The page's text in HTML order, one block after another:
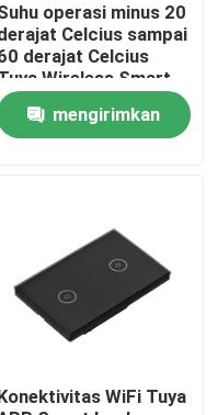
operasi minus 20
Celcius sampai
derajat Celcius
Wireless Smart
ketebalan pintu
sampai 70
milimeter sistem kunci
mengirimkan
WiFi Tuya